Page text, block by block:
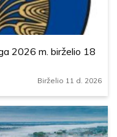
2026 m. birželio 18
Birželio 11 d. 2026